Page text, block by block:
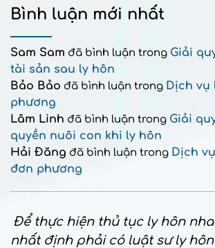
Bình luận mới nhất
Sam Sam đã bình luận trong Giải
tài sản sau ly hôn
Bảo Bảo đã bình luận trong Dịch vụ
phương
Lâm Linh đã bình luận trong Giải
quyền nuôi con khi ly hôn
Hải Đăng đã bình luận trong Dịch
đơn phương
Để thực hiện thủ tục ly hôn
nhất định phải có luật sư ly